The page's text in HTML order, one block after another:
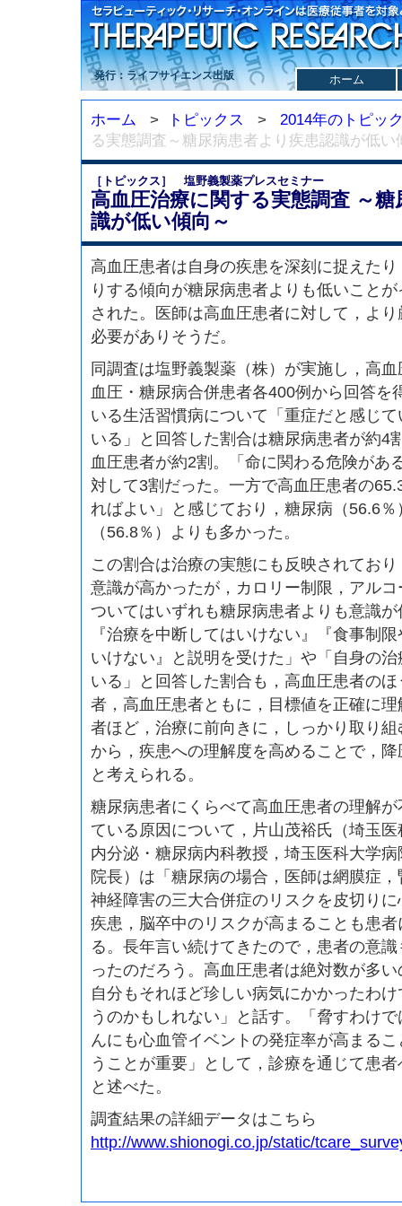
発行：ライフサイエンス出版 ホーム
ホーム > トピックス > 2014年のトピッ
る実態調査～糖尿病患者より疾患認識が低い
［トピックス］ 塩野義製薬プレスセミナー
高血圧治療に関する実態調査 ～
識が低い傾向～
高血圧患者は自身の疾患を深刻に捉えた
りする傾向が糖尿病患者よりも低いこと
された。医師は高血圧患者に対して，よ
必要がありそうだ。
同調査は塩野義製薬（株）が実施し，高
血圧・糖尿病合併患者各400例から回答を
いる生活習慣病について「重症だと感じ
いる」と回答した割合は糖尿病患者が約4
血圧患者が約2割。「命に関わる危険があ
対して3割だった。一方で高血圧患者の
ればよい」と感じており，糖尿病（56.6
（56.8％）よりも多かった。
この割合は治療の実態にも反映されてお
意識が高かったが，カロリー制限，アル
ついてはいずれも糖尿病患者よりも意識
『治療を中断してはいけない』『食事制
いけない』と説明を受けた」や「自身の
いる」と回答した割合も，高血圧患者の
者，高血圧患者ともに，目標値を正確に
者ほど，治療に前向きに，しっかり取り
から，疾患への理解度を高めることで，
と考えられる。
糖尿病患者にくらべて高血圧患者の理解が
ている原因について，片山茂裕氏（埼玉医
内分泌・糖尿病内科教授，埼玉医科大学病
院長）は「糖尿病の場合，医師は網膜症，
神経障害の三大合併症のリスクを皮切りに
疾患，脳卒中のリスクが高まることも患者
る。長年言い続けてきたので，患者の意識
ったのだろう。高血圧患者は絶対数が多い
自分もそれほど珍しい病気にかかったわ
うのかもしれない」と話す。「脅すわけ
んにも心血管イベントの発症率が高まる
うことが重要」として，診療を通じて患
と述べた。
調査結果の詳細データはこちら
http://www.shionogi.co.jp/static/